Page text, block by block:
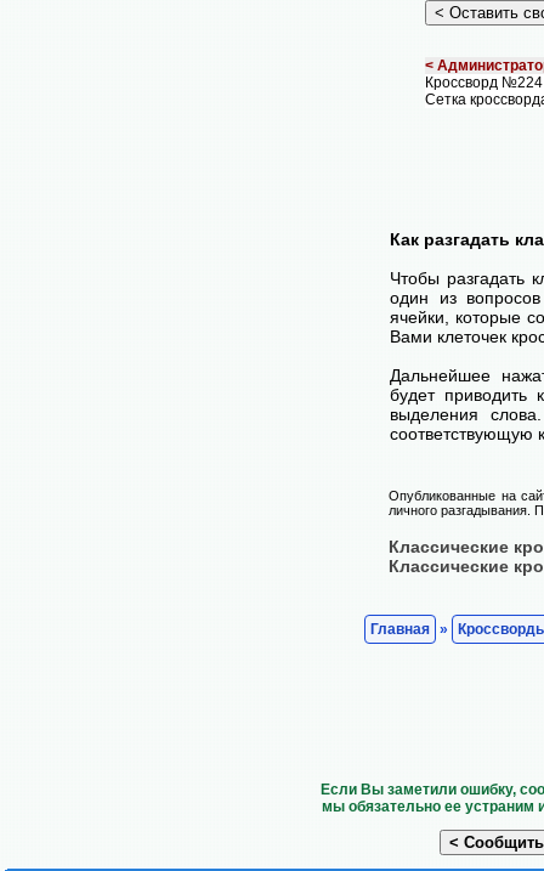
<
Кроссворд
Сетка
Как разгадать
Чтобы разгадать
один из
ячейки, которые
Вами клеточек
Дальнейшее
будет приводить
выделения
соответствующую
Опубликованные на
личного разгадывания.
Классические
Классические
Главная »
Если Вы заметили ошибку,
мы обязательно ее устраним